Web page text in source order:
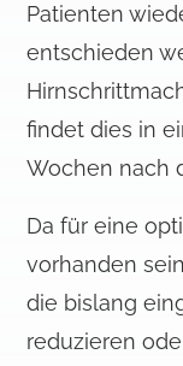
Patienten
entschieden
findet dies in
Wochen nach
Da für eine
vorhanden
die bislang
reduzieren